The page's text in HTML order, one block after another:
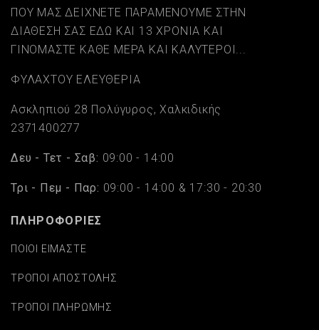
ΠΟΥ ΜΑΣ ΔΕΙΧΝΕΤΕ ΠΑΡΑΜΕΝΟΥΜΕ ΣΤΗΝ
ΔΙΑΘΕΣΗ ΣΑΣ ΕΔΩ ΚΑΙ 13 ΧΡΟΝΙΑ ΚΑΙ
ΓΙΝΟΜΑΣΤΕ ΚΑΘΕ ΜΕΡΑ ΚΑΙ ΚΑΛΥΤΕΡΟΙ...
ΦΥΛΑΧΤΟΥ ΕΛΕΥΘΕΡΙΑ
Ασκληπιού 28 Πολύγυρος, Χαλκιδικής
2371400277
Δευ - Τετ - Σαβ: 09:00 - 14:00
Τρι - Πεμ - Παρ: 09:00 - 14:00 & 17:30 - 20:30
ΠΛΗΡΟΦΟΡΙΕΣ
ΠΟΙΟΙ ΕΙΜΑΣΤΕ
ΤΡΟΠΟΙ ΑΠΟΣΤΟΛΗΣ
ΤΡΟΠΟΙ ΠΛΗΡΩΜΗΣ